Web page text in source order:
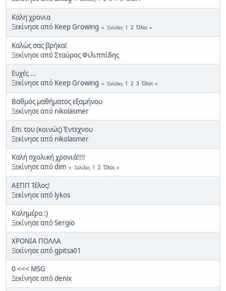
Καλη χρονια
Ξεκίνησε από Keep Growing Σελίδες 1 2 Όλοι
Καλώς σας βρήκα!
Ξεκίνησε απόΣταύρος Φιλιππίδης
Ευχές ...
Ξεκίνησε από Keep Growing Σελίδες 1 2 3 Όλοι
Βαθμός μαθήματος εξαμήνου
Ξεκίνησε από nikolasmer
Επι του (κοινώς) Έντεχνου
Ξεκίνησε από nikolasmer
Καλή σχολική χρονιά!!!!
Ξεκίνησε απόdim Σελίδες 1 2 Όλοι
ΑΕΠΠ Τέλος!
Ξεκίνησε από lykos
Καλημέρα :)
Ξεκίνησε απόSergio
ΧΡΟΝΙΑ ΠΟΛΛΑ
Ξεκίνησε απόgpitsa01
0 <<< MSG
Ξεκίνησε απόdenix